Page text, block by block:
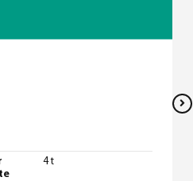
4 t